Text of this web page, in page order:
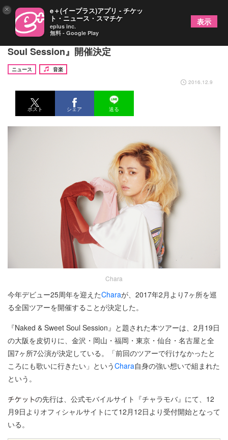
Chara、25周年を飾る全国ツアー『Naked & Sweet
Soul Session』開催決定
ニュース
音楽
2016.12.9
ポスト シェア 送る
Chara
今年デビュー25周年を迎えたCharaが、2017年2月より7ヶ所を巡
る全国ツアーを開催することが決定した。
『Naked & Sweet Soul Session』と題された本ツアーは、2月19日
の大阪を皮切りに、金沢・岡山・福岡・東京・仙台・名古屋と全
国7ヶ所7公演が決定している。「前回のツアーで行けなかったと
ころにも歌いに行きたい」というChara自身の強い想いで組まれた
という。
の先行は、公式モバイルサイト『チャラモバ』にて、12
月9日よりオフィシャルサイトにて12月12日より受付開始となって
いる。
× e＋(イープラス)アプリ - チケッ
ト・ニュース・スマチケ
eplus inc.
無料 - Google Play
表示